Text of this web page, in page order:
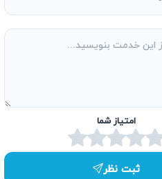
انرژی و در نتیجه هزینه‌های برق
آتش‌سوزی یا برق‌گرفتگی شود. این
امتیاز شما
ثبت نظر